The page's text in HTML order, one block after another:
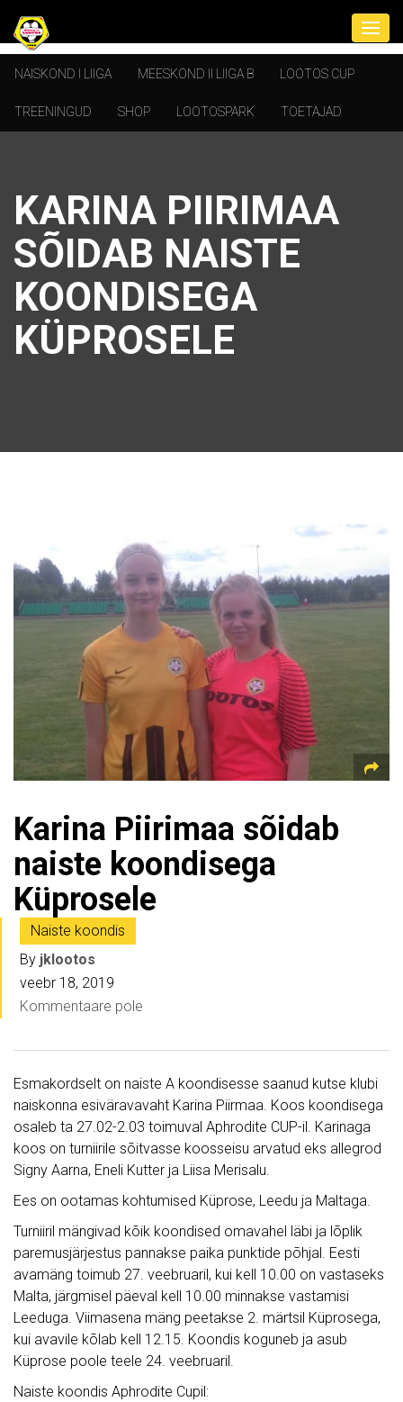
NAISKOND I LIIGA MEESKOND II LIIGA B LOOTOS CUP
TREENINGUD SHOP LOOTOSPARK TOETAJAD
KARINA PIIRIMAA
SÕIDAB NAISTE
KOONDISEGA
KÜPROSELE
Karina Piirimaa sõidab
naiste koondisega
Küprosele
Naiste koondis
By jklootos
veebr 18, 2019
Kommentaare pole
Esmakordselt on naiste A koondisesse saanud kutse klubi
naiskonna esiväravavaht Karina Piirmaa. Koos koondisega
osaleb ta 27.02-2.03 toimuval Aphrodite CUP-il. Karinaga
koos on turniirile sõitvasse koosseisu arvatud eks allegrod
Signy Aarna, Eneli Kutter ja Liisa Merisalu.
Ees on ootamas kohtumised Küprose, Leedu ja Maltaga.
Turniiril mängivad kõik koondised omavahel läbi ja lõplik
paremusjärjestus pannakse paika punktide põhjal. Eesti
avamäng toimub 27. veebruaril, kui kell 10.00 on vastaseks
Malta, järgmisel päeval kell 10.00 minnakse vastamisi
Leeduga. Viimasena mäng peetakse 2. märtsil Küprosega,
kui avavile kõlab kell 12.15. Koondis koguneb ja asub
Küprose poole teele 24. veebruaril.
Naiste koondis Aphrodite Cupil: